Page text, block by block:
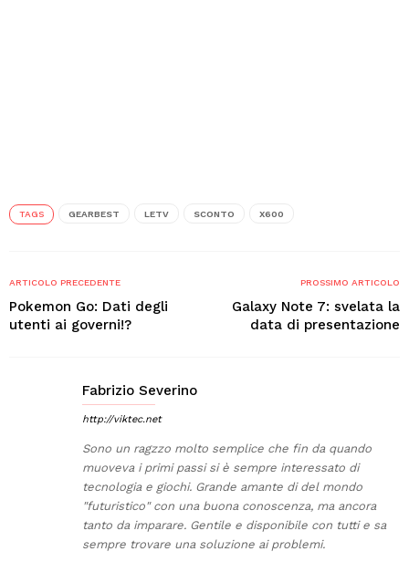
TAGS GEARBEST LETV SCONTO X600
ARTICOLO PRECEDENTE
Pokemon Go: Dati degli
utenti ai governi!?
PROSSIMO ARTICOLO
Galaxy Note 7: svelata la
data di presentazione
Fabrizio Severino
http://viktec.net
Sono un ragzzo molto semplice che fin da quando
muoveva i primi passi si è sempre interessato di
tecnologia e giochi. Grande amante di del mondo
"futuristico" con una buona conoscenza, ma ancora
tanto da imparare. Gentile e disponibile con tutti e sa
sempre trovare una soluzione ai problemi.